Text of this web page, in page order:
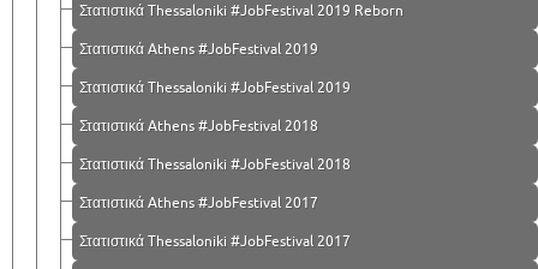
Στατιστικά Thessaloniki #JobFestival 2019 Reborn
Στατιστικά Athens #JobFestival 2019
Στατιστικά Thessaloniki #JobFestival 2019
Στατιστικά Athens #JobFestival 2018
Στατιστικά Thessaloniki #JobFestival 2018
Στατιστικά Athens #JobFestival 2017
Στατιστικά Thessaloniki #JobFestival 2017